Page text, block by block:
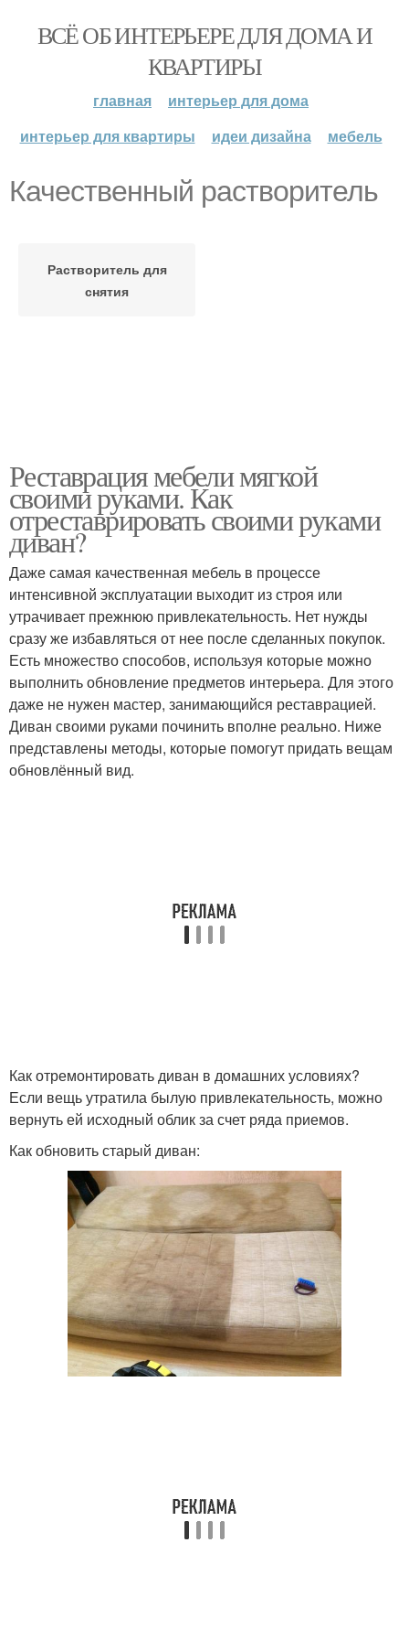
ВСЁ ОБ ИНТЕРЬЕРЕ ДЛЯ ДОМА И
КВАРТИРЫ
главная
интерьер для дома
интерьер для квартиры
идеи дизайна мебель
Качественный растворитель
Растворитель для
снятия
Реставрация мебели мягкой
своими руками. Как
отреставрировать своими руками
диван?
Даже самая качественная мебель в процессе
интенсивной эксплуатации выходит из строя или
утрачивает прежнюю привлекательность. Нет нужды
сразу же избавляться от нее после сделанных покупок.
Есть множество способов, используя которые можно
выполнить обновление предметов интерьера. Для этого
даже не нужен мастер, занимающийся реставрацией.
Диван своими руками починить вполне реально. Ниже
представлены методы, которые помогут придать вещам
обновлённый вид.
Как отремонтировать диван в домашних условиях?
Если вещь утратила былую привлекательность, можно
вернуть ей исходный облик за счет ряда приемов.
Как обновить старый диван: